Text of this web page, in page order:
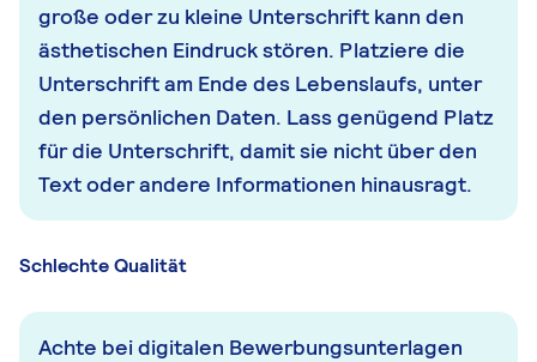
große oder zu kleine Unterschrift kann den
ästhetischen Eindruck stören. Platziere die
Unterschrift am Ende des Lebenslaufs, unter
den persönlichen Daten. Lass genügend Platz
für die Unterschrift, damit sie nicht über den
Text oder andere Informationen hinausragt.
Schlechte Qualität
Achte bei digitalen Bewerbungsunterlagen